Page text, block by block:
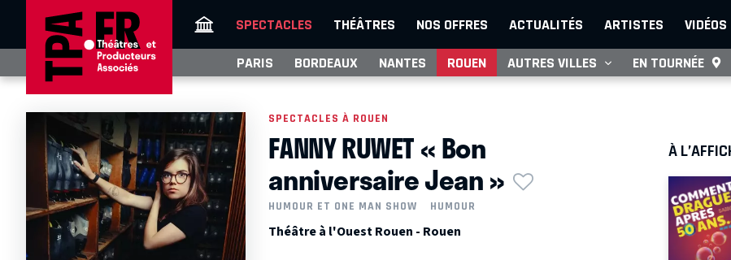
SPECTACLES THÉÂTRES NOS OFFRES ACTUALITÉS ARTISTES VIDÉOS
PARIS BORDEAUX NANTES ROUEN AUTRES VILLES EN TOURNÉE
SPECTACLES À ROUEN
FANNY RUWET « Bon
anniversaire Jean »
HUMOUR ET ONE MAN SHOW HUMOUR
Théâtre à l'Ouest Rouen - Rouen
À